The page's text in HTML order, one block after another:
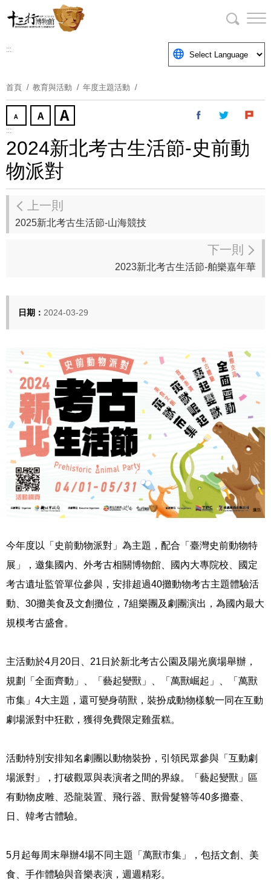
要
塊
:::
首頁 教育與活動 年度主題活動
:::
2024新北考古生活節-史前動
物派對
上一則
2025新北考古生活節-山海競技
下一則
2023新北考古生活節-舶樂嘉年華
日期： 2024-03-29
今年度以「史前動物派對」為主題，配合「臺灣史前動物特
展」，邀集國內、外考古相關博物館、國內大專院校、國定
考古遺址監管單位參與，安排超過40攤動物考古主題體驗活
動、 30攤美食及文創攤位， 7組樂團及劇團演出，為國內最大
規模考古盛會。
主活動於4月 20日、 21 日於新北考古公園及陽光廣場舉辦，
規劃「全面齊動」、「藝起變獸」、「萬獸崛起」、「萬獸
市集」 4大主題，還可變身萌獸，裝扮成動物樣貌一同在互動
劇場派對中狂歡，獲得免費限定雞蛋糕。
活動特別安排知名劇團以動物裝扮，引領民眾參與「互動劇
場派對」，打破觀眾與表演者之間的界線。「藝起變獸」區
有動物皮雕、恐龍裝置、飛行器、獸骨髮簪等40多攤臺、
日、韓考古體驗。
5月起每周末舉辦4場不同主題「萬獸市集」，包括文創、美
食、手作體驗與音樂表演，週週精彩。